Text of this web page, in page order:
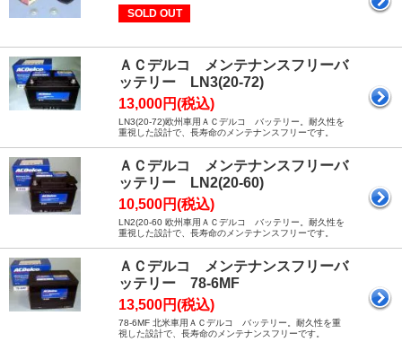
SOLD OUT
ＡＣデルコ メンテナンスフリーバ
ッテリー LN3(20-72)
13,000円(税込)
LN3(20-72)欧州車用ＡＣデルコ バッテリー。耐久性を
重視した設計で、長寿命のメンテナンスフリーです。
ＡＣデルコ メンテナンスフリーバ
ッテリー LN2(20-60)
10,500円(税込)
LN2(20-60 欧州車用ＡＣデルコ バッテリー。耐久性を
重視した設計で、長寿命のメンテナンスフリーです。
ＡＣデルコ メンテナンスフリーバ
ッテリー 78-6MF
13,500円(税込)
78-6MF 北米車用ＡＣデルコ バッテリー。耐久性を重
視した設計で、長寿命のメンテナンスフリーです。